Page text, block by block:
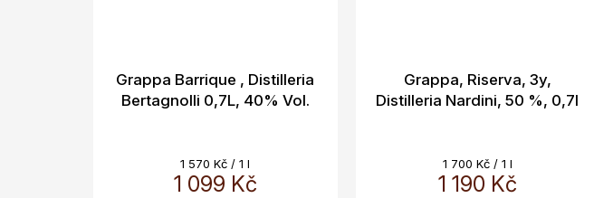
Grappa Barrique , Distilleria
Bertagnolli 0,7L, 40% Vol.
1 099 Kč
Měrná
cena:
1 570 Kč / 1 l
Grappa, Riserva, 3y,
Distilleria Nardini, 50 %, 0,7l
1 190 Kč
Měrná
cena:
1 700 Kč / 1 l